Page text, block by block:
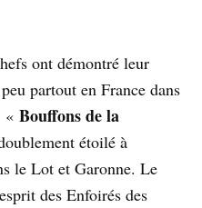
ont démontré leur
partout en France dans
« Bouffons de la
étoilé à
le Lot et Garonne. Le
des Enfoirés des